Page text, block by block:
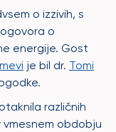
o izzivih, s
o
energije. Gost
je bil dr. Tomi
različnih
vmesnem obdobju